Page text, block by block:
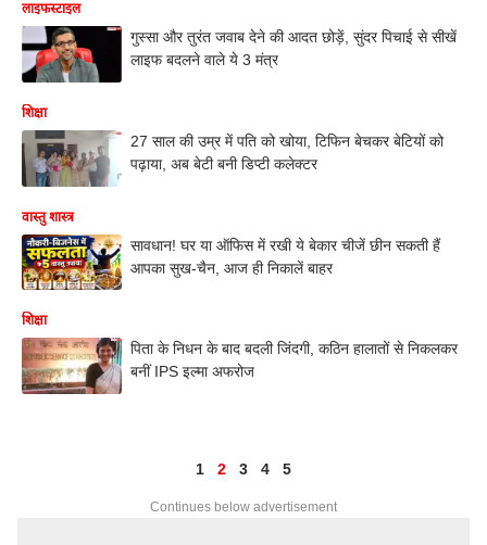
लाइफस्टाइल
गुस्सा और तुरंत जवाब देने की आदत छोड़ें, सुंदर पिचाई से सीखें
लाइफ बदलने वाले ये 3 मंत्र
शिक्षा
27 साल की उम्र में पति को खोया, टिफिन बेचकर बेटियों को
पढ़ाया, अब बेटी बनी डिप्टी कलेक्टर
वास्तु शास्त्र
सावधान! घर या ऑफिस में रखी ये बेकार चीजें छीन सकती हैं
आपका सुख-चैन, आज ही निकालें बाहर
शिक्षा
पिता के निधन के बाद बदली जिंदगी, कठिन हालातों से निकलकर
बनीं IPS इल्मा अफरोज
1 2 3 4 5
Continues below advertisement